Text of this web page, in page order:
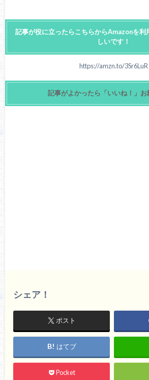
記事が役に立ったらこちらからAmazonを利
しいです！
https://amzn.to/3Sr6LuR
記事がよかったら「いいね！」お
シェア！
ポスト
はてブ
Pocket